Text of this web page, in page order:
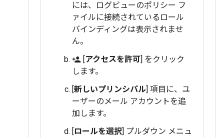
には、ログビューのポリシー フ
ァイルに接続されているロール
バインディングは表示されませ
ん。
person_add アクセスを許可 ] をクリック
します。
新しいプリンシパル ] 項目に、ユ
ーザーのメール アカウントを追
加します。
ロールを選択 ] プルダウン メニュ